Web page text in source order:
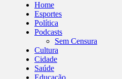
Home
Esportes
Política
Podcasts
Sem Censura
Cultura
Cidade
Saúde
Educação